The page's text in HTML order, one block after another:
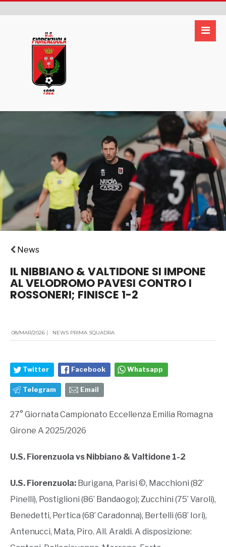
News
IL NIBBIANO & VALTIDONE SI IMPONE
AL VELODROMO PAVESI CONTRO I
ROSSONERI; FINISCE 1-2
08/MAR/2026 | NEWS PRIMA SQUADRA
Twitter Facebook Whatsapp
Telegram Email
27° Giornata Campionato Eccellenza Emilia Romagna
Girone A 2025/2026
U.S. Fiorenzuola vs Nibbiano & Valtidone 1-2
U.S. Fiorenzuola: Burigana, Parisi ©, Macchioni (82’
Pinelli), Postiglioni (86’ Bandaogo); Zucchini (75’ Varoli),
Benedetti, Pertica (68’ Caradonna), Bertelli (68’ Iori),
Antenucci, Mata, Piro. All. Araldi. A disposizione: